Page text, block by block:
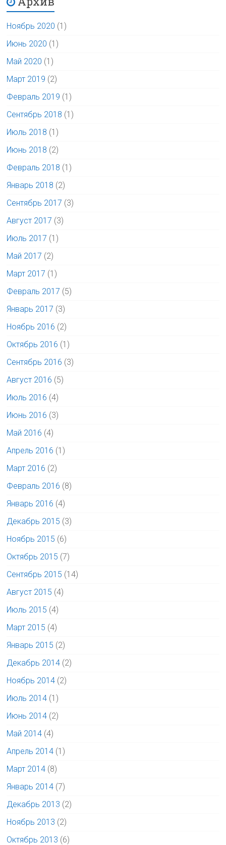
Ноябрь 2020 (1)
Июнь 2020 (1)
Май 2020 (1)
Март 2019 (2)
Февраль 2019 (1)
Сентябрь 2018 (1)
Июль 2018 (1)
Июнь 2018 (2)
Февраль 2018 (1)
Январь 2018 (2)
Сентябрь 2017 (3)
Август 2017 (3)
Июль 2017 (1)
Май 2017 (2)
Март 2017 (1)
Февраль 2017 (5)
Январь 2017 (3)
Ноябрь 2016 (2)
Октябрь 2016 (1)
Сентябрь 2016 (3)
Август 2016 (5)
Июль 2016 (4)
Июнь 2016 (3)
Май 2016 (4)
Апрель 2016 (1)
Март 2016 (2)
Февраль 2016 (8)
Январь 2016 (4)
Декабрь 2015 (3)
Ноябрь 2015 (6)
Октябрь 2015 (7)
Сентябрь 2015 (14)
Август 2015 (4)
Июль 2015 (4)
Март 2015 (4)
Январь 2015 (2)
Декабрь 2014 (2)
Ноябрь 2014 (2)
Июль 2014 (1)
Июнь 2014 (2)
Май 2014 (4)
Апрель 2014 (1)
Март 2014 (8)
Январь 2014 (7)
Декабрь 2013 (2)
Ноябрь 2013 (2)
Октябрь 2013 (6)